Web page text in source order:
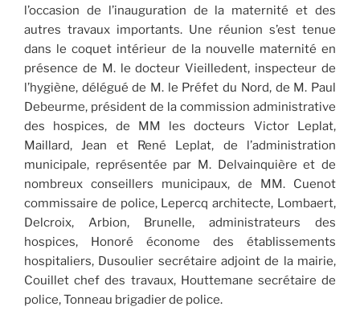
l’occasion de l’inauguration de la maternité et des
autres travaux importants. Une réunion s’est tenue
dans le coquet intérieur de la nouvelle maternité en
présence de M. le docteur Vieilledent, inspecteur de
l’hygiène, délégué de M. le Préfet du Nord, de M. Paul
Debeurme, président de la commission administrative
des hospices, de MM les docteurs Victor Leplat,
Maillard, Jean et René Leplat, de l’administration
municipale, représentée par M. Delvainquière et de
nombreux conseillers municipaux, de MM. Cuenot
commissaire de police, Lepercq architecte, Lombaert,
Delcroix, Arbion, Brunelle, administrateurs des
hospices, Honoré économe des établissements
hospitaliers, Dusoulier secrétaire adjoint de la mairie,
Couillet chef des travaux, Houttemane secrétaire de
police, Tonneau brigadier de police.